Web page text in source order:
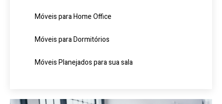
Móveis para Home Office
Móveis para Dormitórios
Móveis Planejados para sua sala